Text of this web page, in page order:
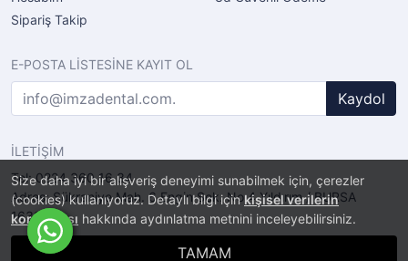
Size daha iyi bir alışveriş deneyimi sunabilmek için, çerezler
(cookies) kullanıyoruz. Detaylı bilgi içinkişisel verilerin
korunması hakkında aydınlatma metnini inceleyebilirsiniz.
TAMAM
Sipariş Takip
E-POSTA LİSTESİNE KAYIT OL
Kaydol
İLETİŞİM
Tel: 0224 360 16 34
Adres: Şükraniye Mah. 6.Engin Sok. No.4 Yıldırım / BURSA
16320